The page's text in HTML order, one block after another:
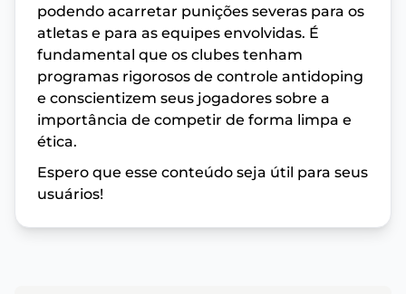
podendo acarretar punições severas para os
atletas e para as equipes envolvidas. É
fundamental que os clubes tenham
programas rigorosos de controle antidoping
e conscientizem seus jogadores sobre a
importância de competir de forma limpa e
ética.
Espero que esse conteúdo seja útil para seus
usuários!